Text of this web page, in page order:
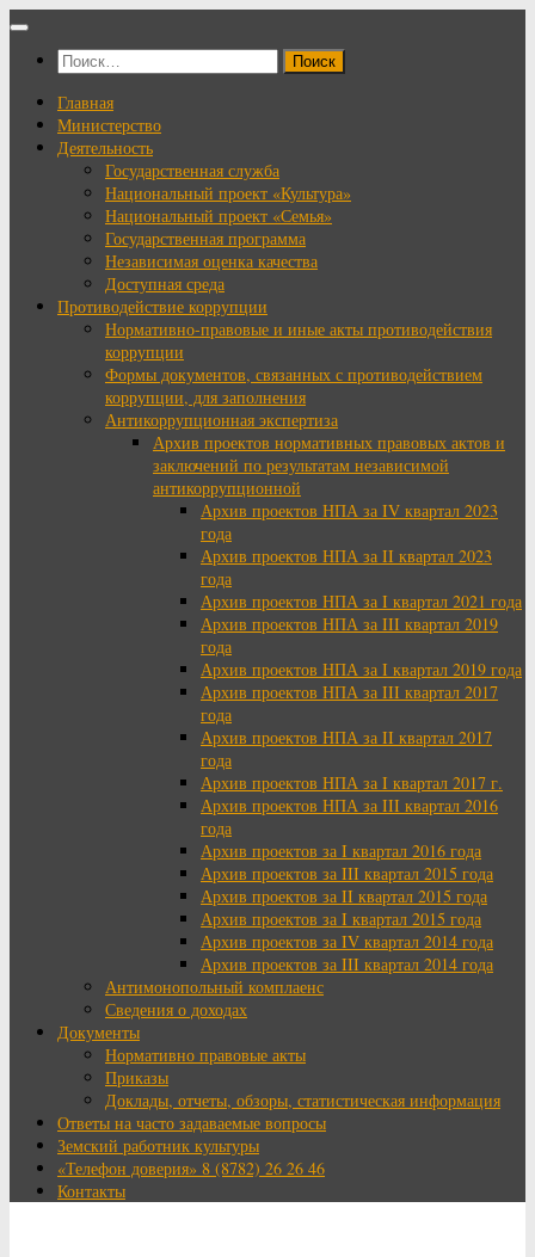
Перейти
содержимому
Найти:
Главная
Министерство
Деятельность
Государственная служба
Национальный проект «Культура»
Национальный проект «Семья»
Государственная программа
Независимая оценка качества
Доступная среда
Противодействие коррупции
Нормативно-правовые и иные акты противодействия
коррупции
Формы документов, связанных с противодействием
коррупции, для заполнения
Антикоррупционная экспертиза
Архив проектов нормативных правовых актов и
заключений по результатам независимой
антикоррупционной
Архив проектов НПА за IV квартал 2023
года
Архив проектов НПА за II квартал 2023
года
Архив проектов НПА за I квартал 2021 года
Архив проектов НПА за III квартал 2019
года
Архив проектов НПА за I квартал 2019 года
Архив проектов НПА за III квартал 2017
года
Архив проектов НПА за II квартал 2017
года
Архив проектов НПА за I квартал 2017 г.
Архив проектов НПА за III квартал 2016
года
Архив проектов за I квартал 2016 года
Архив проектов за III квартал 2015 года
Архив проектов за II квартал 2015 года
Архив проектов за I квартал 2015 года
Архив проектов за IV квартал 2014 года
Архив проектов за III квартал 2014 года
Антимонопольный комплаенс
Сведения о доходах
Документы
Нормативно правовые акты
Приказы
Доклады, отчеты, обзоры, статистическая информация
Ответы на часто задаваемые вопросы
Земский работник культуры
«Телефон доверия» 8 (8782) 26 26 46
Контакты